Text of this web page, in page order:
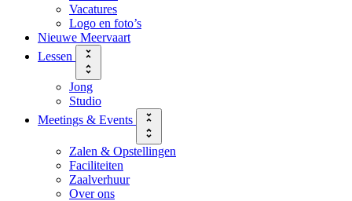
Vacatures
Logo en foto’s
Nieuwe Meervaart
Lessen
Jong
Studio
Meetings & Events
Zalen & Opstellingen
Faciliteiten
Zaalverhuur
Over ons